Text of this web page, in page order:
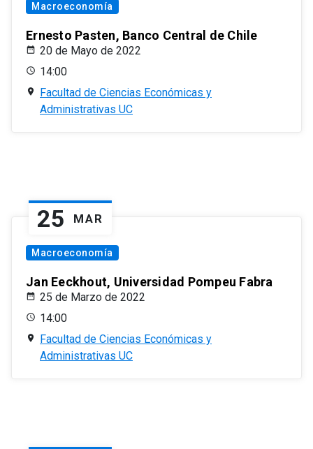
Macroeconomía
Ernesto Pasten, Banco Central de Chile
20 de Mayo de 2022
14:00
Facultad de Ciencias Económicas y
Administrativas UC
25 MAR
Macroeconomía
Jan Eeckhout, Universidad Pompeu Fabra
25 de Marzo de 2022
14:00
Facultad de Ciencias Económicas y
Administrativas UC